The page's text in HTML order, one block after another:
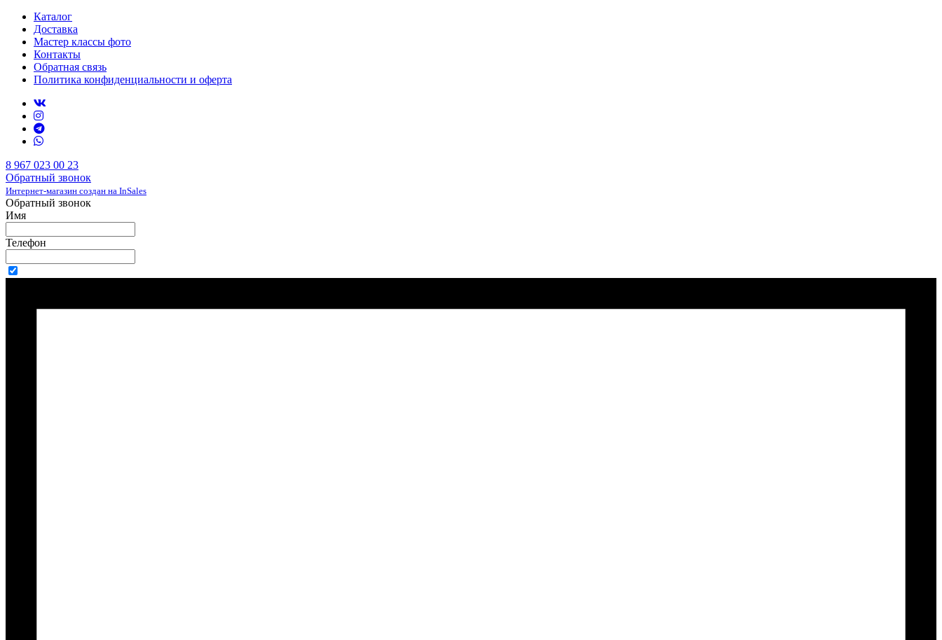
Каталог
Доставка
Мастер классы фото
Контакты
Обратная связь
Политика конфиденциальности и оферта
8 967 023 00 23
Обратный звонок
Интернет-магазин создан на InSales
Обратный звонок
Имя
Телефон